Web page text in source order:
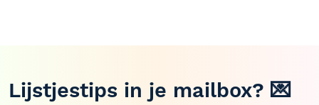
Lijstjestips in je mailbox? 💌